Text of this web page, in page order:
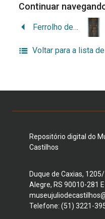
Continuar
Ferrolho de cela
Voltar para a lista
Repositório digital do
Castilhos
Duque de Caxias,
Alegre, RS 90010-281
Telefone: (51) 3221-